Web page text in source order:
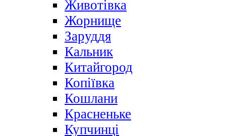
Животівка
Жорнище
Заруддя
Кальник
Китайгород
Копіївка
Кошлани
Красненьке
Купчинці